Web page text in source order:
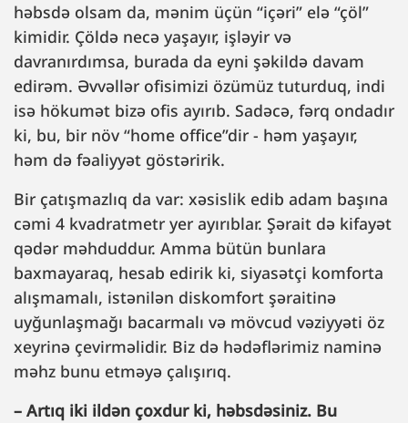
həbsdə olsam da, mənim üçün “içəri” elə “çöl”
kimidir. Çöldə necə yaşayır, işləyir və
davranırdımsa, burada da eyni şəkildə davam
edirəm. Əvvəllər ofisimizi özümüz tuturduq, indi
isə hökumət bizə ofis ayırıb. Sadəcə, fərq ondadır
ki, bu, bir növ “home office”dir - həm yaşayır,
həm də fəaliyyət göstəririk.
Bir çatışmazlıq da var: xəsislik edib adam başına
cəmi 4 kvadratmetr yer ayırıblar. Şərait də kifayət
qədər məhduddur. Amma bütün bunlara
baxmayaraq, hesab edirik ki, siyasətçi komforta
alışmamalı, istənilən diskomfort şəraitinə
uyğunlaşmağı bacarmalı və mövcud vəziyyəti öz
xeyrinə çevirməlidir. Biz də hədəflərimiz naminə
məhz bunu etməyə çalışırıq.
– Artıq iki ildən çoxdur ki, həbsdəsiniz. Bu